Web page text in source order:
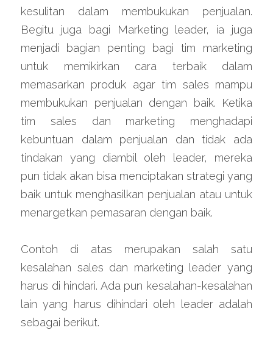
kesulitan dalam membukukan penjualan.
Begitu juga bagi Marketing leader, ia juga
menjadi bagian penting bagi tim marketing
untuk memikirkan cara terbaik dalam
memasarkan produk agar tim sales mampu
membukukan penjualan dengan baik. Ketika
tim sales dan marketing menghadapi
kebuntuan dalam penjualan dan tidak ada
tindakan yang diambil oleh leader, mereka
pun tidak akan bisa menciptakan strategi yang
baik untuk menghasilkan penjualan atau untuk
menargetkan pemasaran dengan baik.
Contoh di atas merupakan salah satu
kesalahan sales dan marketing leader yang
harus di hindari. Ada pun kesalahan-kesalahan
lain yang harus dihindari oleh leader adalah
sebagai berikut.